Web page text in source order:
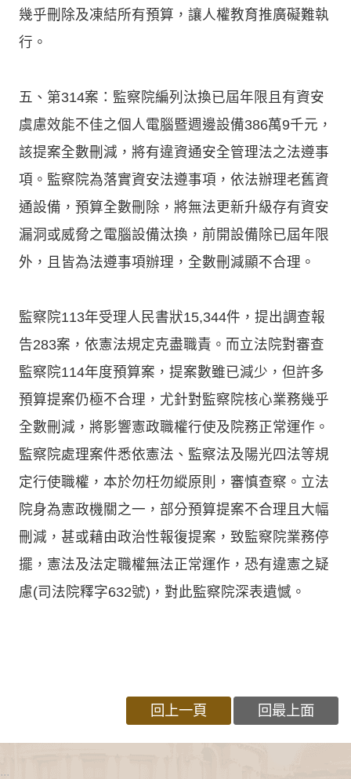
幾乎刪除及凍結所有預算，讓人權教育推廣礙難執
行。
五、第314案：監察院編列汰換已屆年限且有資安
虞慮效能不佳之個人電腦暨週邊設備386萬9千元，
該提案全數刪減，將有違資通安全管理法之法遵事
項。監察院為落實資安法遵事項，依法辦理老舊資
通設備，預算全數刪除，將無法更新升級存有資安
漏洞或威脅之電腦設備汰換，前開設備除已屆年限
外，且皆為法遵事項辦理，全數刪減顯不合理。
監察院113年受理人民書狀15,344件，提出調查報
告283案，依憲法規定克盡職責。而立法院對審查
監察院114年度預算案，提案數雖已減少，但許多
預算提案仍極不合理，尤針對監察院核心業務幾乎
全數刪減，將影響憲政職權行使及院務正常運作。
監察院處理案件悉依憲法、監察法及陽光四法等規
定行使職權，本於勿枉勿縱原則，審慎查察。立法
院身為憲政機關之一，部分預算提案不合理且大幅
刪減，甚或藉由政治性報復提案，致監察院業務停
擺，憲法及法定職權無法正常運作，恐有違憲之疑
慮(司法院釋字632號)，對此監察院深表遺憾。
回上一頁 回最上面